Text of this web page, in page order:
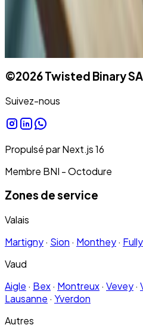
©2026Twisted Binary
Suivez-nous
Propulsé parNext.js16
Membre BNI - Octodure
Zones de service
Valais
Martigny· Sion · Monthey· Fully
Vaud
Aigle · Bex· Montreux· Vevey·
Lausanne · Yverdon
Autres